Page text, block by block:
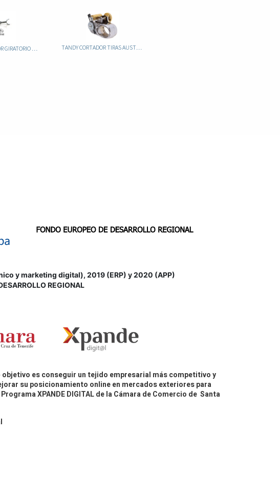
TANDY CORTADOR TIRAS AUSTRALIANO 3082-00
y marketing digital), 2019 (ERP) y 2020 (APP)
REGIONAL
objetivo es conseguir un tejido empresarial más competitivo y
su posicionamiento online en mercados exteriores para
XPANDE DIGITAL de la Cámara de Comercio de Santa